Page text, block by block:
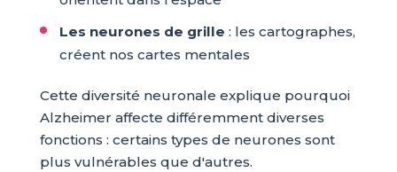
Les neurones de grille : les cartographes,
créent nos cartes mentales
Cette diversité neuronale explique pourquoi
Alzheimer affecte différemment diverses
fonctions : certains types de neurones sont
plus vulnérables que d'autres.